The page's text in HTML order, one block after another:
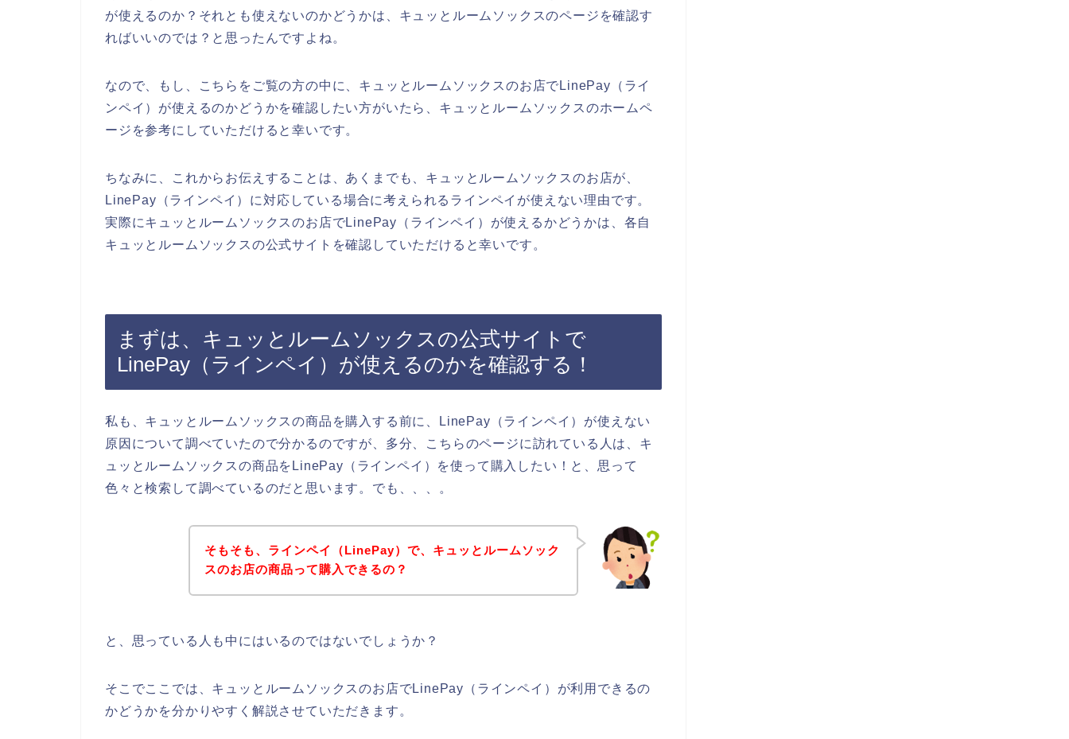
が使えるのか？それとも使えないのかどうかは、キュッとルームソックスのページを確認す
ればいいのでは？と思ったんですよね。
なので、もし、こちらをご覧の方の中に、キュッとルームソックスのお店でLinePay（ライ
ンペイ）が使えるのかどうかを確認したい方がいたら、キュッとルームソックスのホームペ
ージを参考にしていただけると幸いです。
ちなみに、これからお伝えすることは、あくまでも、キュッとルームソックスのお店が、
LinePay（ラインペイ）に対応している場合に考えられるラインペイが使えない理由です。
実際にキュッとルームソックスのお店でLinePay（ラインペイ）が使えるかどうかは、各自
キュッとルームソックスの公式サイトを確認していただけると幸いです。
まずは、キュッとルームソックスの公式サイトで
LinePay（ラインペイ）が使えるのかを確認する！
私も、キュッとルームソックスの商品を購入する前に、LinePay（ラインペイ）が使えない
原因について調べていたので分かるのですが、多分、こちらのページに訪れている人は、キ
ュッとルームソックスの商品をLinePay（ラインペイ）を使って購入したい！と、思って
色々と検索して調べているのだと思います。でも、、、。
そもそも、ラインペイ（LinePay）で、キュッとルームソック
スのお店の商品って購入できるの？
と、思っている人も中にはいるのではないでしょうか？
そこでここでは、キュッとルームソックスのお店でLinePay（ラインペイ）が利用できるの
かどうかを分かりやすく解説させていただきます。